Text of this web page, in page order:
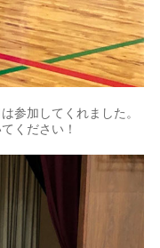
参加してくれました。
ください！